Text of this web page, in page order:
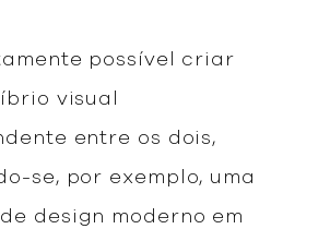
possível criar
visual
entre os dois,
se, por exemplo, uma
design moderno em